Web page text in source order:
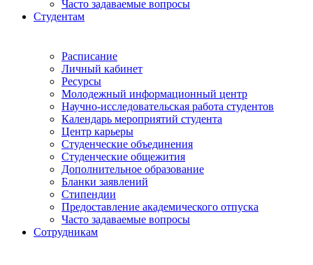
Часто задаваемые вопросы
Студентам
Расписание
Личный кабинет
Ресурсы
Молодежный информационный центр
Научно-исследовательская работа студентов
Календарь мероприятий студента
Центр карьеры
Студенческие объединения
Студенческие общежития
Дополнительное образование
Бланки заявлений
Стипендии
Предоставление академического отпуска
Часто задаваемые вопросы
Сотрудникам